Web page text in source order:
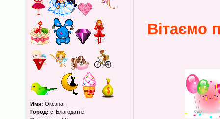
Имя: Оксана
Город: с. Благодатне
Вітаємо